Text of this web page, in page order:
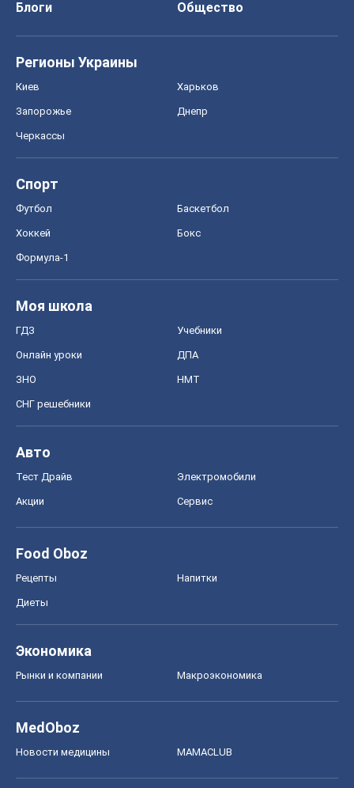
Блоги
Общество
Регионы Украины
Киев Харьков
Запорожье Днепр
Черкассы
Спорт
Футбол Баскетбол
Хоккей Бокс
Формула-1
Моя школа
ГДЗ Учебники
Онлайн уроки ДПА
ЗНО НМТ
СНГ решебники
Авто
Тест Драйв Электромобили
Акции Сервис
Food Oboz
Рецепты Напитки
Диеты
Экономика
Рынки и компании Mакроэкономика
MedOboz
Новости медицины MAMACLUB